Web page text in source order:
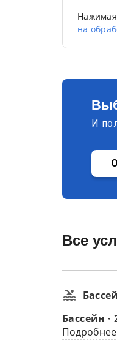
Нажимая
на
И
Все
Бассейн ·
Подробнее